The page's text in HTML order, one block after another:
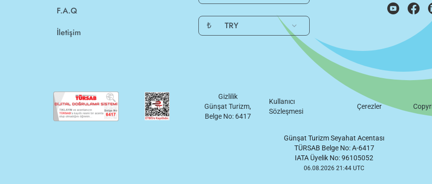
F.A.Q
İletişim
₺ TRY
Gizlilik
Günşat Turizm,
Belge No: 6417
Kullanıcı
Sözleşmesi
Çerezler
Günşat Turizm Seyahat Acentası
TÜRSAB Belge No: A-6417
IATA Üyelik No: 96105052
06.08.2026 21:44 UTC